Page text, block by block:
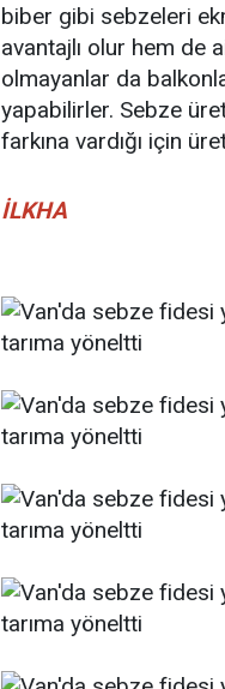
biber gibi sebzeleri
avantajlı olur hem de
olmayanlar da
yapabilirler. Sebze
farkına vardığı için
İLKHA